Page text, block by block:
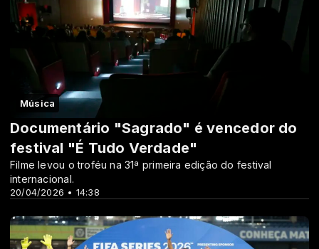
Música
20/04/2026 • 14:38
Documentário "Sagrado" é vencedor do
festival "É Tudo Verdade"
Filme levou o troféu na 31ª primeira edição do festival
internacional.